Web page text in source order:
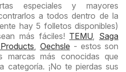
especiales y mayores
a todos dentro de la
hay 5 folletos disponibles)
más fáciles! TEMU, Saga
, Oechsle - estos son
marcas más conocidas que
categoría. ¡No te pierdas sus